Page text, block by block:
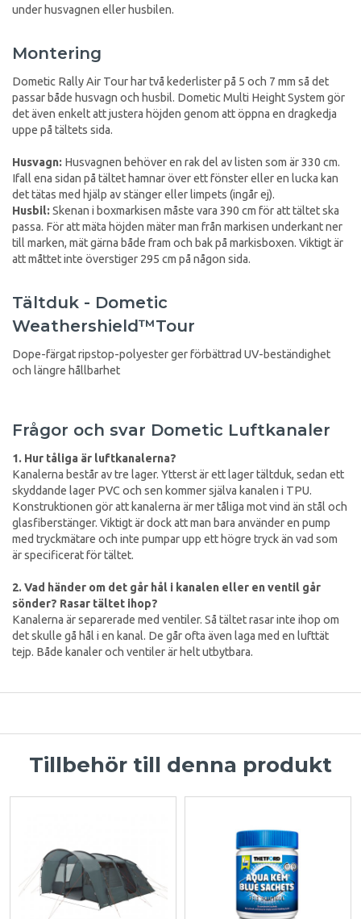
under husvagnen eller husbilen.
Montering
Dometic Rally Air Tour har två kederlister på 5 och 7 mm så det
passar både husvagn och husbil. Dometic Multi Height System gör
det även enkelt att justera höjden genom att öppna en dragkedja
uppe på tältets sida.
Husvagn: Husvagnen behöver en rak del av listen som är 330 cm.
Ifall ena sidan på tältet hamnar över ett fönster eller en lucka kan
det tätas med hjälp av stänger eller limpets (ingår ej).
Husbil:Skenan i boxmarkisen måste vara 390 cm för att tältet ska
passa. För att mäta höjden mäter man från markisen underkant ner
till marken, mät gärna både fram och bak på markisboxen. Viktigt är
att måttet inte överstiger 295 cm på någon sida.
Tältduk - Dometic
Weathershield™Tour
Dope-färgat ripstop-polyester ger förbättrad UV-beständighet
och längre hållbarhet
Frågor och svar Dometic Luftkanaler
1. Hur tåliga är luftkanalerna?
Kanalerna består av tre lager. Ytterst är ett lager tältduk, sedan ett
skyddande lager PVC och sen kommer själva kanalen i TPU.
Konstruktionen gör att kanalerna är mer tåliga mot vind än stål och
glasfiberstänger. Viktigt är dock att man bara använder en pump
med tryckmätare och inte pumpar upp ett högre tryck än vad som
är specificerat för tältet.
2. Vad händer om det går hål i kanalen eller en ventil går
sönder? Rasar tältet ihop?
Kanalerna är separerade med ventiler. Så tältet rasar inte ihop om
det skulle gå hål i en kanal. De går ofta även laga med en lufttät
tejp. Både kanaler och ventiler är helt utbytbara.
Tillbehör till denna produkt